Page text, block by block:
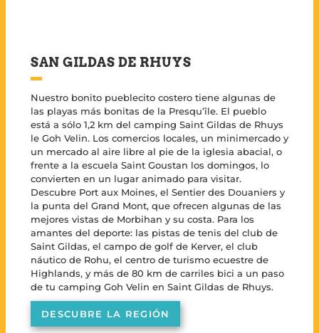
SAN GILDAS DE RHUYS
Nuestro bonito pueblecito costero tiene algunas de
las playas más bonitas de la Presqu’île. El pueblo
está a sólo 1,2 km del camping Saint Gildas de Rhuys
le Goh Velin. Los comercios locales, un minimercado y
un mercado al aire libre al pie de la iglesia abacial, o
frente a la escuela Saint Goustan los domingos, lo
convierten en un lugar animado para visitar.
Descubre Port aux Moines, el Sentier des Douaniers y
la punta del Grand Mont, que ofrecen algunas de las
mejores vistas de Morbihan y su costa. Para los
amantes del deporte: las pistas de tenis del club de
Saint Gildas, el campo de golf de Kerver, el club
náutico de Rohu, el centro de turismo ecuestre de
Highlands, y más de 80 km de carriles bici a un paso
de tu camping Goh Velin en Saint Gildas de Rhuys.
DESCUBRE LA REGIÓN